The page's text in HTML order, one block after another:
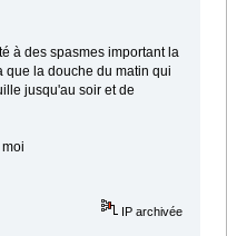
à des spasmes important la
que la douche du matin qui
jusqu'au soir et de
IP archivée